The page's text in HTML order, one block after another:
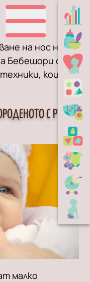
на нос на
Бебешори сме
които
С РЪКА?
малко